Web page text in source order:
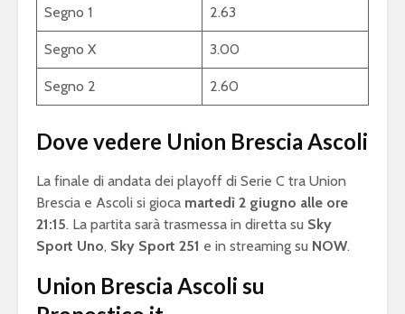
Segno 1 2.63
Segno X 3.00
Segno 2 2.60
Dove vedere Union Brescia Ascoli
La finale di andata dei playoff di Serie C tra Union
Brescia e Ascoli si gioca martedì 2 giugno alle ore
21:15. La partita sarà trasmessa in diretta su Sky
Sport Uno, Sky Sport 251 e in streaming su NOW.
Union Brescia Ascoli su